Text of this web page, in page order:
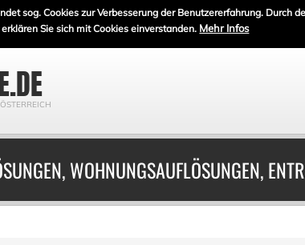
sog. Cookies zur Verbesserung der Benutzererfahrung. Durch
Sie sich mit Cookies einverstanden. Mehr Infos
WOHNUNGSAUFLÖSUNGEN,